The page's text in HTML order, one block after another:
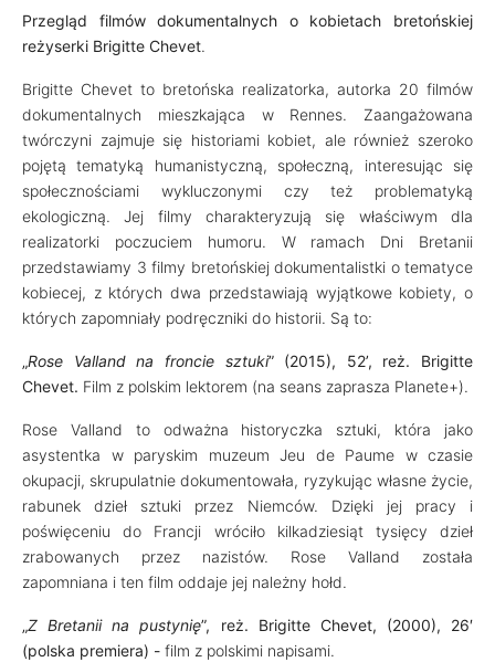
Przegląd filmów dokumentalnych o kobietach bretońskiej
reżyserki Brigitte Chevet.
Brigitte Chevet to bretońska realizatorka, autorka 20 filmów
dokumentalnych mieszkająca w Rennes. Zaangażowana
twórczyni zajmuje się historiami kobiet, ale również szeroko
pojętą tematyką humanistyczną, społeczną, interesując się
społecznościami wykluczonymi czy też problematyką
ekologiczną. Jej filmy charakteryzują się właściwym dla
realizatorki poczuciem humoru. W ramach Dni Bretanii
przedstawiamy 3 filmy bretońskiej dokumentalistki o tematyce
kobiecej, z których dwa przedstawiają wyjątkowe kobiety, o
których zapomniały podręczniki do historii. Są to:
„Rose Valland na froncie sztuki” (2015), 52’, reż. Brigitte
Chevet. Film z polskim lektorem (na seans zaprasza Planete+).
Rose Valland to odważna historyczka sztuki, która jako
asystentka w paryskim muzeum Jeu de Paume w czasie
okupacji, skrupulatnie dokumentowała, ryzykując własne życie,
rabunek dzieł sztuki przez Niemców. Dzięki jej pracy i
poświęceniu do Francji wróciło kilkadziesiąt tysięcy dzieł
zrabowanych przez nazistów. Rose Valland została
zapomniana i ten film oddaje jej należny hołd.
„Z Bretanii na pustynię”, reż. Brigitte Chevet, (2000), 26′
(polska premiera) - film z polskimi napisami.